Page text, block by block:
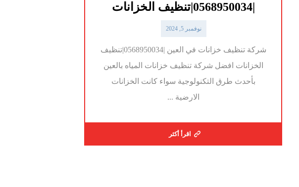
|0568950034|تنظيف الخزانات
نوفمبر 5, 2024
شركة تنظيف خزانات في العين |0568950034|تنظيف
الخزانات افضل شركة تنظيف خزانات المياه بالعين
بأحدث طرق التكنولوجية سواء كانت الخزانات
الارضية ...
اقرأ أكثر